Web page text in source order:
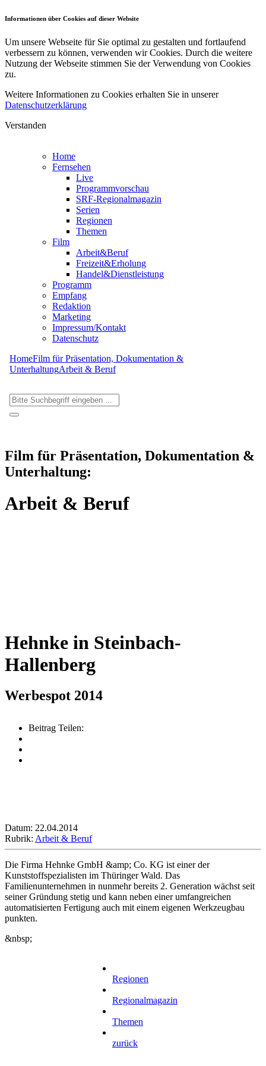
Informationen über Cookies auf dieser Website
Um unsere Webseite für Sie optimal zu gestalten und fortlaufend
verbessern zu können, verwenden wir Cookies. Durch die weitere
Nutzung der Webseite stimmen Sie der Verwendung von Cookies
zu.
Weitere Informationen zu Cookies erhalten Sie in unserer
Datenschutzerklärung
Verstanden
Home
Fernsehen
Live
Programmvorschau
SRF-Regionalmagazin
Serien
Regionen
Themen
Film
Arbeit&Beruf
Freizeit&Erholung
Handel&Dienstleistung
Programm
Empfang
Redaktion
Marketing
Impressum/Kontakt
Datenschutz
HomeFilm für Präsentation, Dokumentation &
UnterhaltungArbeit & Beruf
Film für Präsentation, Dokumentation &
Unterhaltung:
Arbeit & Beruf
Hehnke in Steinbach-
Hallenberg
Werbespot 2014
Beitrag Teilen:
Datum: 22.04.2014
Rubrik: Arbeit & Beruf
Die Firma Hehnke GmbH &amp; Co. KG ist einer der
Kunststoffspezialisten im Thüringer Wald. Das
Familienunternehmen in nunmehr bereits 2. Generation wächst seit
seiner Gründung stetig und kann neben einer umfangreichen
automatisierten Fertigung auch mit einem eigenen Werkzeugbau
punkten.
&nbsp;
Regionen
Regionalmagazin
Themen
zurück